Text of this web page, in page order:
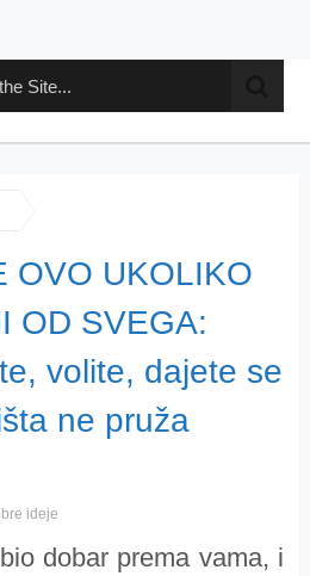
OVO UKOLIKO
OD SVEGA:
volite, dajete se
ne pruža
ideje
dobar prema vama, i